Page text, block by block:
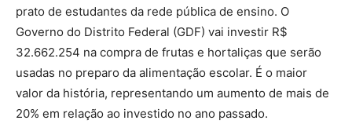
prato de estudantes da rede pública de ensino. O
Governo do Distrito Federal (GDF) vai investir R$
32.662.254 na compra de frutas e hortaliças que serão
usadas no preparo da alimentação escolar. É o maior
valor da história, representando um aumento de mais de
20% em relação ao investido no ano passado.